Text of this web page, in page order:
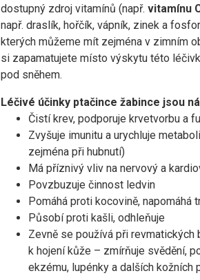
dostupný zdroj vitamínů (např. vitamínu
např. draslík, hořčík, vápník, zinek a
kterých můžeme mít zejména v zimním
si zapamatujete místo výskytu této
pod sněhem.
Léčivé účinky ptačince žabince jsou
Čistí krev, podporuje krvetvorbu a
Zvyšuje imunitu a urychluje
zejména při hubnutí)
Má příznivý vliv na nervový a
Povzbuzuje činnost ledvin
Pomáhá proti kocovině, napomáhá
Působí proti kašli, odhleňuje
Zevně se používá při revmatických
k hojení kůže – zmírňuje svědění,
ekzému, lupénky a dalších kožních